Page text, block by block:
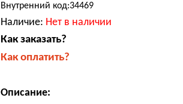
Внутренний код:34469
Наличие: Нет в наличии
Как заказать?
Как оплатить?
Описание: